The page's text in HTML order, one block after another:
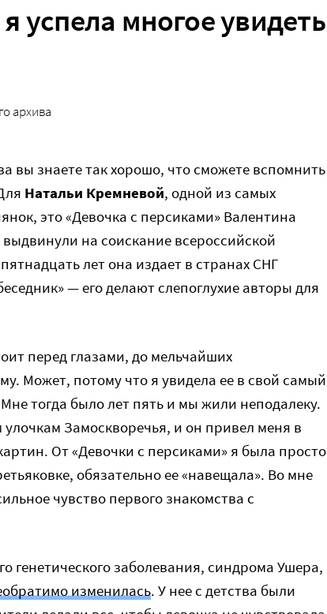
успела многое увидеть
архива
вы знаете так хорошо, что сможете вспомнить
Натальи Кремневой, одной из самых
это «Девочка с персиками» Валентина
на соискание всероссийской
лет она издает в странах СНГ
— его делают слепоглухие авторы для
перед глазами, до мельчайших
Может, потому что я увидела ее в свой самый
тогда было лет пять и мы жили неподалеку.
Замоскворечья, и он привел меня в
От «Девочки с персиками» я была просто
обязательно ее «навещала». Во мне
чувство первого знакомства с
генетического заболевания, синдрома Ушера,
изменилась. У нее с детства были